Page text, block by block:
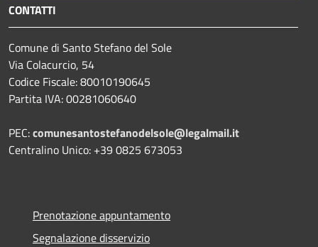
CONTATTI
Comune di Santo Stefano del Sole
Via Colacurcio, 54
Codice Fiscale: 80010190645
Partita IVA: 00281060640
PEC:comunesantostefanodelsole@legalmail.it
Centralino Unico: +39 0825 673053
Prenotazione appuntamento
Segnalazione disservizio